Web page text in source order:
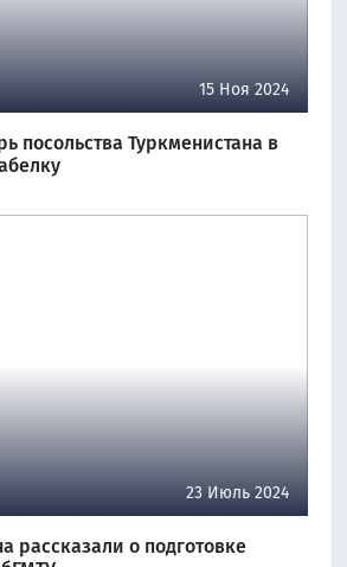
15 Ноя 2024
посольства Туркменистана в
23 Июль 2024
рассказали о подготовке